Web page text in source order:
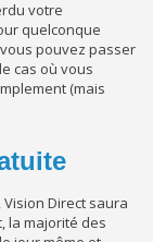
votre
quelconque
pouvez passer
cas où vous
(mais
Direct saura
la majorité des